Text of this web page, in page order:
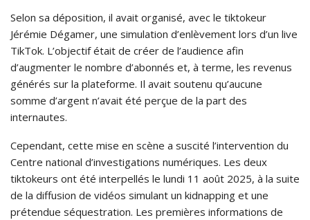
Selon sa déposition, il avait organisé, avec le tiktokeur
Jérémie Dégamer, une simulation d’enlèvement lors d’un live
TikTok. L’objectif était de créer de l’audience afin
d’augmenter le nombre d’abonnés et, à terme, les revenus
générés sur la plateforme. Il avait soutenu qu’aucune
somme d’argent n’avait été perçue de la part des
internautes.
Cependant, cette mise en scène a suscité l’intervention du
Centre national d’investigations numériques. Les deux
tiktokeurs ont été interpellés le lundi 11 août 2025, à la suite
de la diffusion de vidéos simulant un kidnapping et une
prétendue séquestration. Les premières informations de